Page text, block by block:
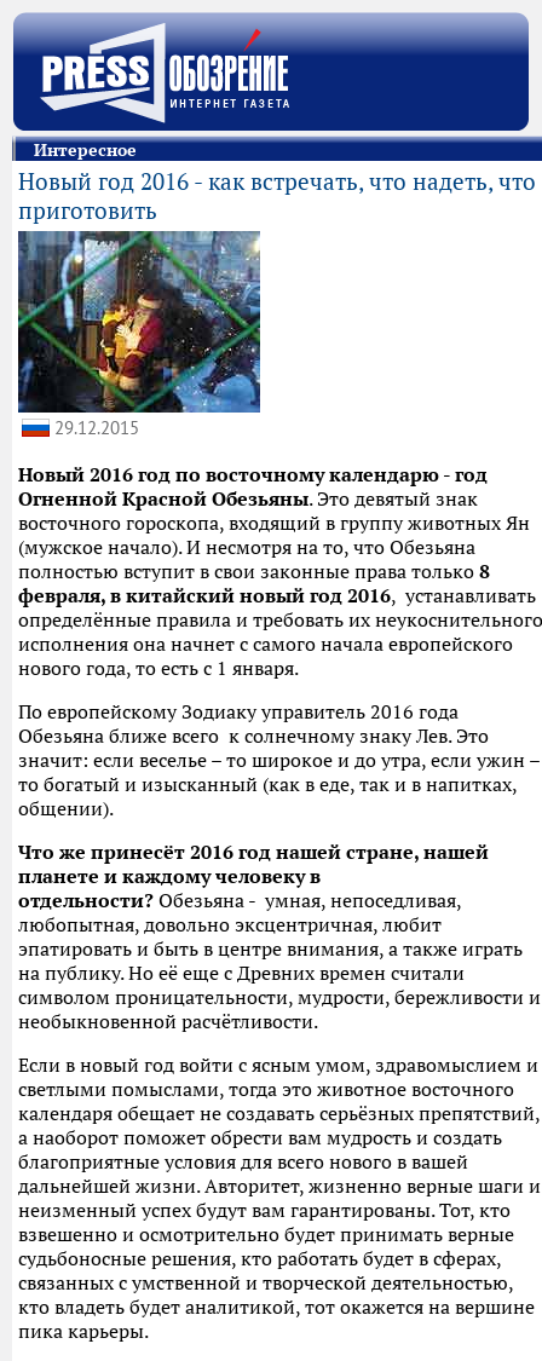
Интересное
Новый год 2016 - как встречать, что надеть, что
приготовить
29.12.2015
Новый 2016 год по восточному календарю - год
Огненной Красной Обезьяны. Это девятый знак
восточного гороскопа, входящий в группу животных Ян
(мужское начало). И несмотря на то, что Обезьяна
полностью вступит в свои законные права только 8
февраля, в китайский новый год 2016, устанавливать
определённые правила и требовать их неукоснительного
исполнения она начнет с самого начала европейского
нового года, то есть с 1 января.
По европейскому Зодиаку управитель 2016 года
Обезьяна ближе всего к солнечному знаку Лев. Это
значит: если веселье – то широкое и до утра, если ужин –
то богатый и изысканный (как в еде, так и в напитках,
общении).
Что же принесёт 2016 год нашей стране, нашей
планете и каждому человеку в
отдельности? Обезьяна - умная, непоседливая,
любопытная, довольно эксцентричная, любит
эпатировать и быть в центре внимания, а также играть
на публику. Но её еще с Древних времен считали
символом проницательности, мудрости, бережливости и
необыкновенной расчётливости.
Если в новый год войти с ясным умом, здравомыслием и
светлыми помыслами, тогда это животное восточного
календаря обещает не создавать серьёзных препятствий,
а наоборот поможет обрести вам мудрость и создать
благоприятные условия для всего нового в вашей
дальнейшей жизни. Авторитет, жизненно верные шаги и
неизменный успех будут вам гарантированы. Тот, кто
взвешенно и осмотрительно будет принимать верные
судьбоносные решения, кто работать будет в сферах,
связанных с умственной и творческой деятельностью,
кто владеть будет аналитикой, тот окажется на вершине
пика карьеры.